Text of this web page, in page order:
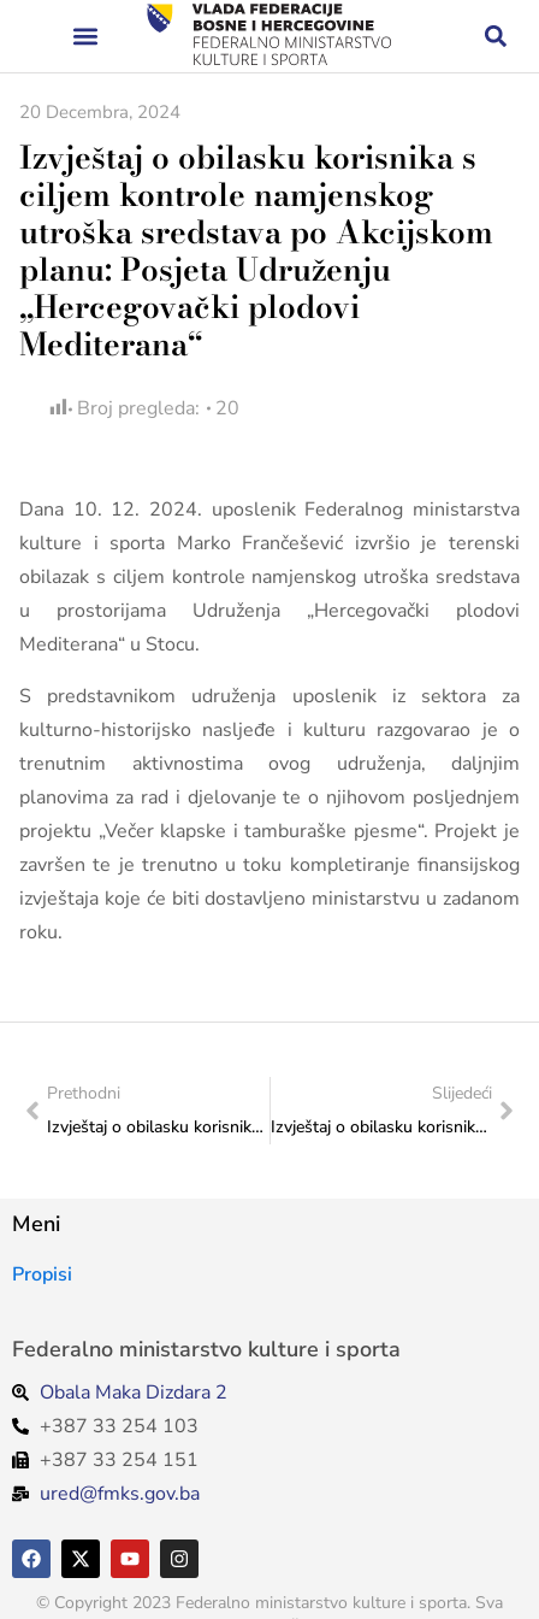
20 Decembra, 2024
Izvještaj o obilasku korisnika s
ciljem kontrole namjenskog
utroška sredstava po Akcijskom
planu: Posjeta Udruženju
„Hercegovački plodovi
Mediterana“
Broj pregleda: 20
Dana 10. 12. 2024. uposlenik Federalnog ministarstva
kulture i sporta Marko Frančešević izvršio je terenski
obilazak s ciljem kontrole namjenskog utroška sredstava
u prostorijama Udruženja „Hercegovački plodovi
Mediterana“ u Stocu.
S predstavnikom udruženja uposlenik iz sektora za
kulturno-historijsko nasljeđe i kulturu razgovarao je o
trenutnim aktivnostima ovog udruženja, daljnjim
planovima za rad i djelovanje te o njihovom posljednjem
projektu „Večer klapske i tamburaške pjesme“. Projekt je
završen te je trenutno u toku kompletiranje finansijskog
izvještaja koje će biti dostavljeno ministarstvu u zadanom
roku.
Prethodni
Izvještaj o obilasku korisnika s ciljem kontrole namjenskog utroška sredstava po Akcijskom planu
Slijedeći
Izvještaj o obilasku korisnika s ciljem kontrole namjenskog utroška sredstava po Akcijskom planu: Posjeta Udruženju HKUD Vionica Čitluk
Meni
Propisi
Federalno ministarstvo kulture i sporta
Obala Maka Dizdara 2
+387 33 254 103
+387 33 254 151
ured@fmks.gov.ba
© Copyright 2023 Federalno ministarstvo kulture i sporta. Sva